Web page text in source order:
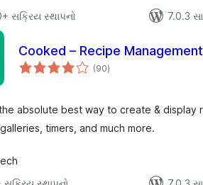
સક્રિય સ્થાપનો
7.0.3
Cooked – Recipe Management
(90કુલ
રેટિંગ્સ
)
absolute best way to create & display
timers, and much more.